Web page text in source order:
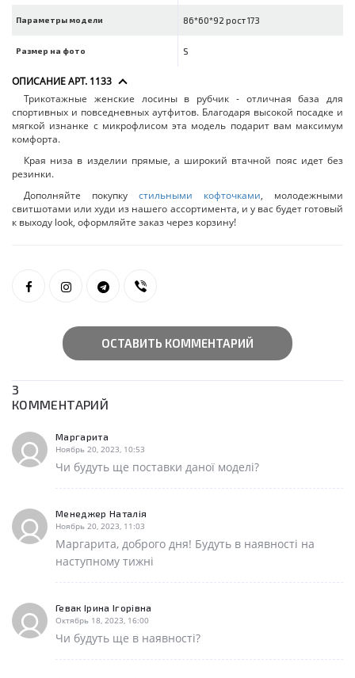
Параметры модели 86*60*92 рост 173
Размер на фото S
ОПИСАНИЕ АРТ. 1133
Трикотажные женские лосины в рубчик - отличная база для
спортивных и повседневных аутфитов. Благодаря высокой посадке и
мягкой изнанке с микрофлисом эта модель подарит вам максимум
комфорта.
Края низа в изделии прямые, а широкий втачной пояс идет без
резинки.
Дополняйте покупку стильными кофточками, молодежными
свитшотами или худи из нашего ассортимента, и у вас будет готовый
к выходу look, оформляйте заказ через корзину!
ОСТАВИТЬ КОММЕНТАРИЙ
3
КОММЕНТАРИЙ
Маргарита
Ноябрь 20, 2023, 10:53
Чи будуть ще поставки даної моделі?
Менеджер Наталія
Ноябрь 20, 2023, 11:03
Маргарита, доброго дня! Будуть в наявності на
наступному тижні
Гевак Ірина Ігорівна
Октябрь 18, 2023, 16:00
Чи будуть ще в наявності?